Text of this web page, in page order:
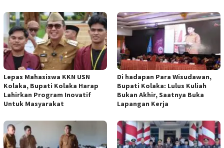
Lepas Mahasiswa KKN USN
Kolaka, Bupati Kolaka Harap
Lahirkan Program Inovatif
Untuk Masyarakat
Di hadapan Para Wisudawan,
Bupati Kolaka: Lulus Kuliah
Bukan Akhir, Saatnya Buka
Lapangan Kerja